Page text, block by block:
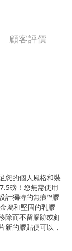
顧客評價
您的個人風格和裝
磅！您無需使用
計獨特的無痕™膠
屬和堅固的乳膠
除而不留膠跡或釘
新的膠貼便可以，